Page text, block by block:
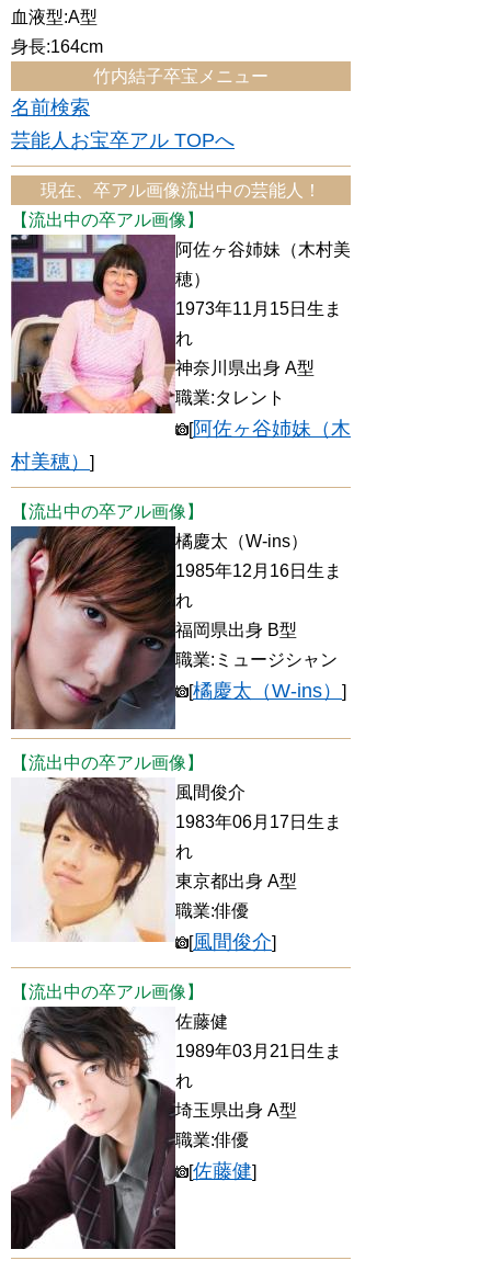
血液型:A型
身長:164cm
竹内結子卒宝メニュー
名前検索
芸能人お宝卒アル TOPへ
現在、卒アル画像流出中の芸能人！
【流出中の卒アル画像】
阿佐ヶ谷姉妹（木村美
穂）
1973年11月15日生ま
れ
神奈川県出身 A型
職業:タレント
[阿佐ヶ谷姉妹（木
村美穂） ]
【流出中の卒アル画像】
橘慶太（W-ins）
1985年12月16日生ま
れ
福岡県出身 B型
職業:ミュージシャン
[橘慶太（W-ins） ]
【流出中の卒アル画像】
風間俊介
1983年06月17日生ま
れ
東京都出身 A型
職業:俳優
[風間俊介]
【流出中の卒アル画像】
佐藤健
1989年03月21日生ま
れ
埼玉県出身 A型
職業:俳優
[佐藤健]